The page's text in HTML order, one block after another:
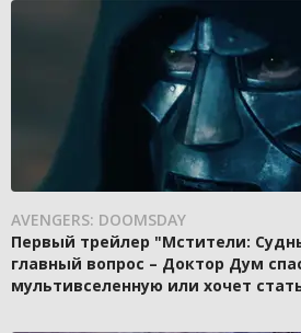
AVENGERS: DOOMSDAY
Первый трейлер "Мстители:
главный вопрос – Доктор Дум
мультивселенную или хочет